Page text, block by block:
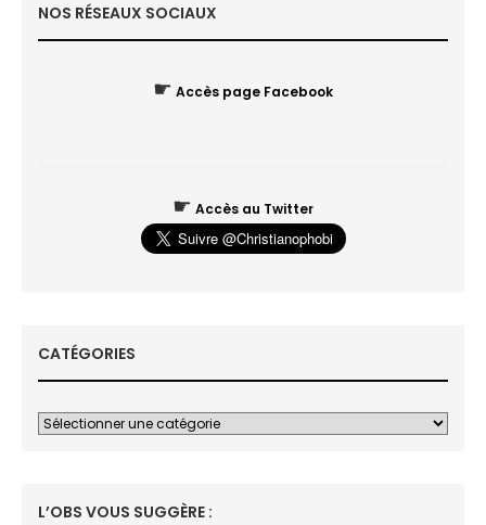
NOS RÉSEAUX SOCIAUX
☛ Accès page Facebook
☛ Accès au Twitter
CATÉGORIES
L’OBS VOUS SUGGÈRE :